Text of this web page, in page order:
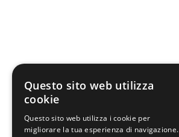
Questo sito web utilizza
cookie
Questo sito web utilizza i cookie per
migliorare la tua esperienza di navigazione.